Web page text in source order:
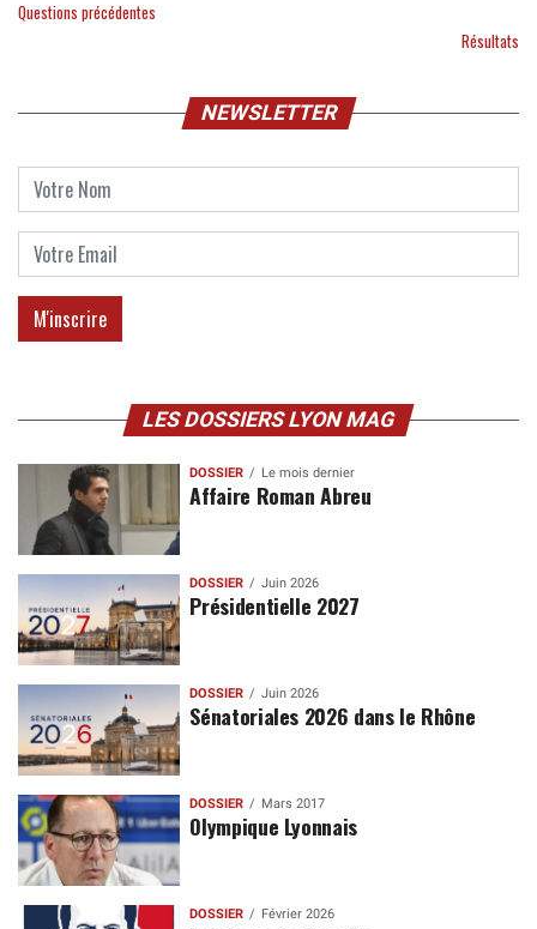
Questions précédentes
Résultats
NEWSLETTER
LES DOSSIERS LYON MAG
DOSSIER Le mois dernier
Affaire Roman Abreu
DOSSIER Juin 2026
Présidentielle 2027
DOSSIER Juin 2026
Sénatoriales 2026 dans le Rhône
DOSSIER Mars 2017
Olympique Lyonnais
DOSSIER Février 2026